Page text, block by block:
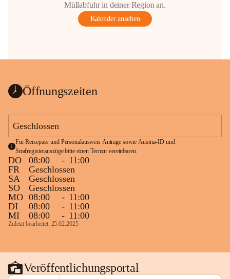
Müllabfuhr in deiner Region an.
Kalender ansehen
Öffnungszeiten
Geschlossen
Für Reisepass und Personalausweis Anträge sowie Austria-ID und
Strafregisterauszüge bitte einen Termin vereinbaren.
DO 08:00 - 11:00
FR
Geschlossen
SA
Geschlossen
SO
Geschlossen
MO 08:00 - 11:00
DI
08:00 - 11:00
MI
08:00 - 11:00
Zuletzt bearbeitet: 25.02.2025
Veröffentlichungsportal